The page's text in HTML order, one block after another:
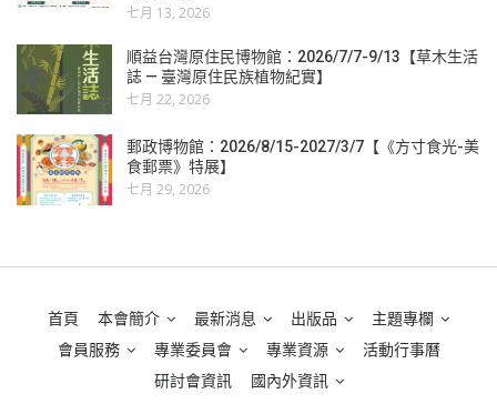
七月 13, 2026
順益台灣原住民博物館：2026/7/7-9/13【草木生活
誌 — 臺灣原住民族植物紀實】
七月 22, 2026
郵政博物館：2026/8/15-2027/3/7【《方寸食光-美
食郵票》特展】
七月 29, 2026
首頁 本會簡介 最新消息 出版品
主題專欄
會員服務
專業委員會 專業資源
活動行事曆
研討會資訊
國內外資訊